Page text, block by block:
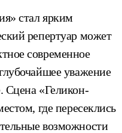
стал ярким
репертуар может
современное
уважение
Сцена «Геликон-
где пересеклись
возможности